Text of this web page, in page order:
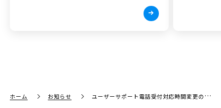
ホーム お知らせ ユーザーサポート電話受付対応時間変更のお知らせ